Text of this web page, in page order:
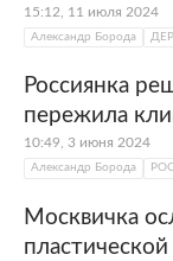
15:12, 11 июля 2024
Александр Борода
Россиянка
пережила
10:49, 3 июня 2024
Александр Борода
Москвичка